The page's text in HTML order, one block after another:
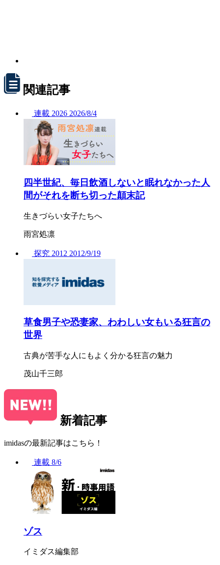
関連記事
連載 2026 2026/8/4
四半世紀、毎日飲酒しないと眠れなかった人
間がそれを断ち切った顛末記
生きづらい女子たちへ
雨宮処凛
探究 2012 2012/9/19
草食男子や恐妻家、わわしい女もいる狂言の
世界
古典が苦手な人にもよく分かる狂言の魅力
茂山千三郎
新着記事
imidasの最新記事はこちら！
連載 8/6
ゾス
イミダス編集部